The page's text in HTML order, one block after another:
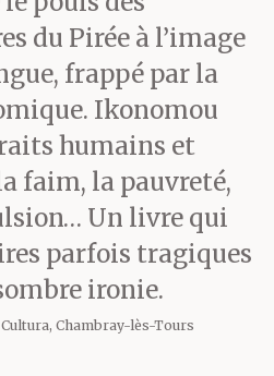
un peu
de quoi
Il
passer le
heures il
vous avec
Elle
du Pirée à l’image
frappé par la
Ikonomou
humains et
faim, la pauvreté,
Un livre qui
parfois tragiques
ironie.
Chambray-lès-Tours